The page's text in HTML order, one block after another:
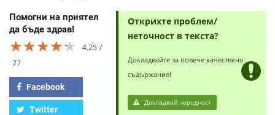
Помогни на приятел
да бъде здрав!
★★★★★
★★★★★
★★★★★
4.25
77
Facebook
Twitter
Открихте проблем/
неточност в текста?
Докладвайте за повече качествено
съдържание!
Докладвай нередност